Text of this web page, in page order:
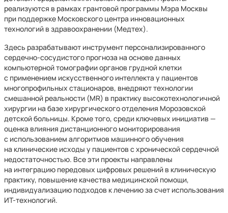
реализуются в рамках грантовой программы Мэра Москвы
при поддержке Московского центра инновационных
технологий в здравоохранении (Медтех).
Здесь разрабатывают инструмент персонализированного
сердечно-сосудистого прогноза на основе данных
компьютерной томографии органов грудной клетки
с применением искусственного интеллекта у пациентов
многопрофильных стационаров, внедряют технологии
смешанной реальности (MR) в практику высокотехнологичной
хирургии на базе хирургического отделения Морозовской
детской больницы. Кроме того, среди ключевых инициатив —
оценка влияния дистанционного мониторирования
с использованием алгоритмов машинного обучения
на клинические исходы у пациентов с хронической сердечной
недостаточностью. Все эти проекты направлены
на интеграцию передовых цифровых решений в клиническую
практику, повышение качества медицинской помощи,
индивидуализацию подходов к лечению за счет использования
ИТ-технологий.